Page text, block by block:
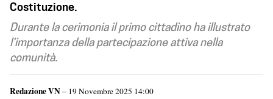
Costituzione.
Durante la cerimonia il primo cittadino ha illustrato
l’importanza della partecipazione attiva nella
comunità.
Redazione VN– 19 Novembre 2025 14:00